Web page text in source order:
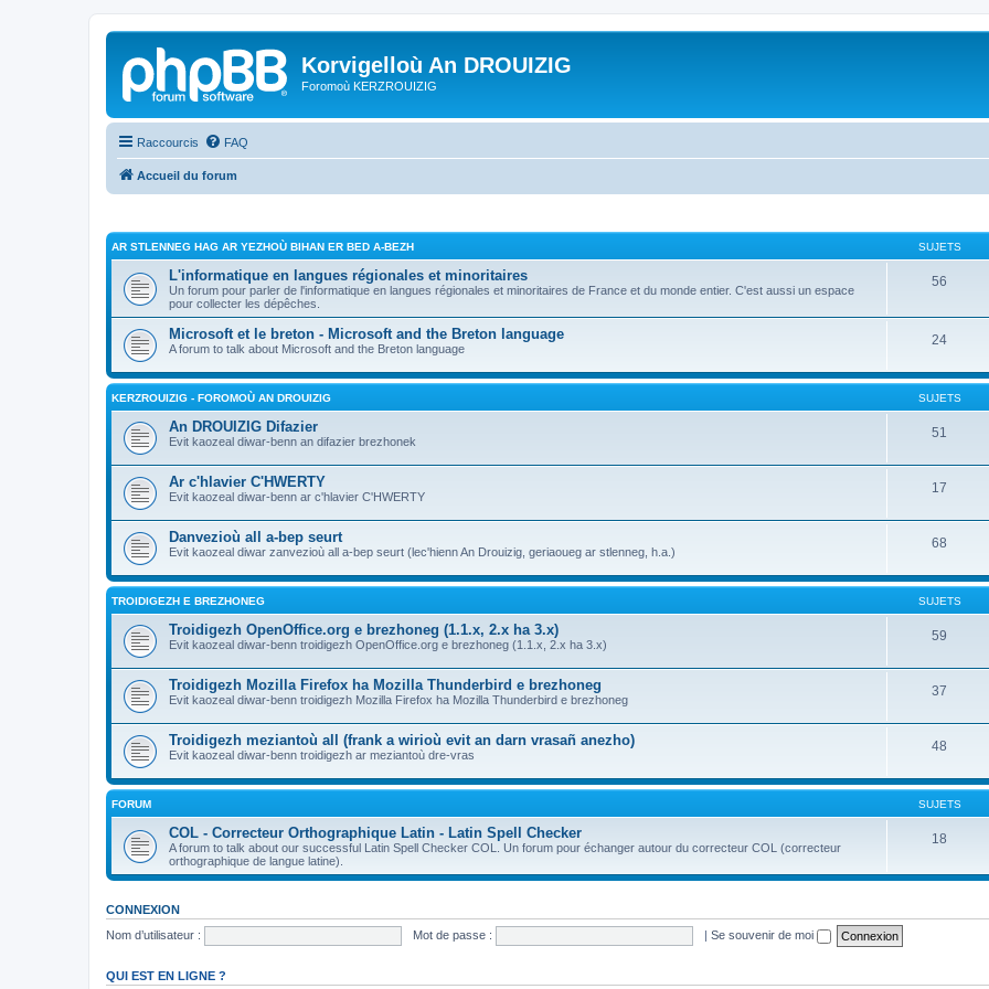
Korvigelloù An DROUIZIG
Foromoù KERZROUIZIG
Raccourcis FAQ
Accueil du forum
AR STLENNEG HAG AR YEZHOÙ BIHAN ER BED A-BEZH SUJETS
L'informatique en langues régionales et minoritaires
Un forum pour parler de l'informatique en langues régionales et minoritaires de France et du monde entier. C'est aussi un espace
pour collecter les dépêches.
56
Microsoft et le breton - Microsoft and the Breton language
A forum to talk about Microsoft and the Breton language
24
KERZROUIZIG - FOROMOÙ AN DROUIZIG SUJETS
An DROUIZIG Difazier
Evit kaozeal diwar-benn an difazier brezhonek
51
Ar c'hlavier C'HWERTY
Evit kaozeal diwar-benn ar c'hlavier C'HWERTY
17
Danvezioù all a-bep seurt
Evit kaozeal diwar zanvezioù all a-bep seurt (lec'hienn An Drouizig, geriaoueg ar stlenneg, h.a.)
68
TROIDIGEZH E BREZHONEG SUJETS
Troidigezh OpenOffice.org e brezhoneg (1.1.x, 2.x ha 3.x)
Evit kaozeal diwar-benn troidigezh OpenOffice.org e brezhoneg (1.1.x, 2.x ha 3.x)
59
Troidigezh Mozilla Firefox ha Mozilla Thunderbird e brezhoneg
Evit kaozeal diwar-benn troidigezh Mozilla Firefox ha Mozilla Thunderbird e brezhoneg
37
Troidigezh meziantoù all (frank a wirioù evit an darn vrasañ anezho)
Evit kaozeal diwar-benn troidigezh ar meziantoù dre-vras
48
FORUM SUJETS
COL - Correcteur Orthographique Latin - Latin Spell Checker
A forum to talk about our successful Latin Spell Checker COL. Un forum pour échanger autour du correcteur COL (correcteur
orthographique de langue latine).
18
CONNEXION
Nom d’utilisateur :
Mot de passe : | Se souvenir de moi
QUI EST EN LIGNE ?